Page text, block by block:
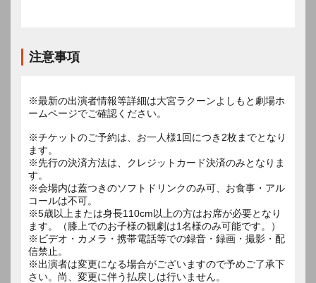
注意事項
※最新の出演者情報等詳細は大宮ラクーンよしもと劇場ホ
ームページでご確認ください。
※チケットのご予約は、お一人様1回につき2枚までとなり
ます。
※先行の決済方法は、クレジットカード決済のみとなりま
す。
※会場内は蓋つきのソフトドリンクのみ可、お食事・アル
コールは不可。
※5歳以上または身長110cm以上の方はお席が必要となり
ます。（膝上でのお子様の観劇は1名様のみ可能です。）
※ビデオ・カメラ・携帯電話等での録音・録画・撮影・配
信禁止。
※出演者は変更になる場合がございますので予めご了承下
さい。尚、変更に伴う払戻しは行いません。